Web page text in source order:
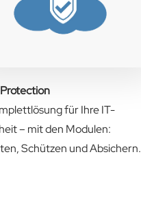
für Ihre IT-
– mit den Modulen:
Schützen und Absichern.